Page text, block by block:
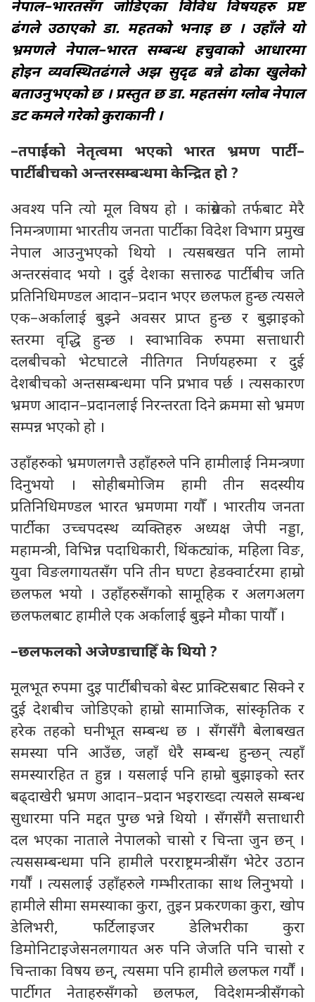
नेपाल–भारतसँग जोडिएका विविध विषयहरु प्रष्ट
ढंगले उठाएको डा. महतको भनाइ छ । उहाँले यो
भ्रमणले नेपाल–भारत सम्बन्ध हचुवाको आधारमा
होइन व्यवस्थितढंगले अझ सुदृढ बन्ने ढोका खुलेको
बताउनुभएको छ । प्रस्तुत छ डा. महतसंग ग्लोब नेपाल
डट कमले गरेको कुराकानी ।
–तपाईंको नेतृत्वमा भएको भारत भ्रमण पार्टी–
पार्टीबीचको अन्तरसम्बन्धमा केन्द्रित हो ?
अवश्य पनि त्यो मूल विषय हो । कांग्रेसको तर्फबाट मेरै
निमन्त्रणामा भारतीय जनता पार्टीका विदेश विभाग प्रमुख
नेपाल आउनुभएको थियो । त्यसबखत पनि लामो
अन्तरसंवाद भयो । दुई देशका सत्तारुढ पार्टीबीच जति
प्रतिनिधिमण्डल आदान–प्रदान भएर छलफल हुन्छ त्यसले
एक–अर्कालाई बुझ्ने अवसर प्राप्त हुन्छ र बुझाइको
स्तरमा वृद्धि हुन्छ । स्वाभाविक रुपमा सत्ताधारी
दलबीचको भेटघाटले नीतिगत निर्णयहरुमा र दुई
देशबीचको अन्तसम्बन्धमा पनि प्रभाव पर्छ । त्यसकारण
भ्रमण आदान–प्रदानलाई निरन्तरता दिने क्रममा सो भ्रमण
सम्पन्न भएको हो ।
उहाँहरुको भ्रमणलगत्तै उहाँहरुले पनि हामीलाई निमन्त्रणा
दिनुभयो । सोहीबमोजिम हामी तीन सदस्यीय
प्रतिनिधिमण्डल भारत भ्रमणमा गयौँ । भारतीय जनता
पार्टीका उच्चपदस्थ व्यक्तिहरु अध्यक्ष जेपी नड्डा,
महामन्त्री, विभिन्न पदाधिकारी, थिंकट्यांक, महिला विङ,
युवा विङलगायतसँग पनि तीन घण्टा हेडक्वार्टरमा हाम्रो
छलफल भयो । उहाँहरुसँगको सामूहिक र अलगअलग
छलफलबाट हामीले एक अर्कालाई बुझ्ने मौका पायौँ ।
–छलफलको अजेण्डाचाहिँ के थियो ?
मूलभूत रुपमा दुइ पार्टीबीचको बेस्ट प्राक्टिसबाट सिक्ने र
दुई देशबीच जोडिएको हाम्रो सामाजिक, सांस्कृतिक र
हरेक तहको घनीभूत सम्बन्ध छ । सँगसँगै बेलाबखत
समस्या पनि आउँछ, जहाँ धेरै सम्बन्ध हुन्छन् त्यहाँ
समस्यारहित त हुन्न । यसलाई पनि हाम्रो बुझाइको स्तर
बढ्दाखेरी भ्रमण आदान–प्रदान भइराख्दा त्यसले सम्बन्ध
सुधारमा पनि मद्दत पुग्छ भन्ने थियो । सँगसँगै सत्ताधारी
दल भएका नाताले नेपालको चासो र चिन्ता जुन छन् ।
त्यससम्बन्धमा पनि हामीले परराष्ट्रमन्त्रीसँग भेटेर उठान
गर्यौं । त्यसलाई उहाँहरुले गम्भीरताका साथ लिनुभयो ।
हामीले सीमा समस्याका कुरा, तुइन प्रकरणका कुरा, खोप
डेलिभरी, फर्टिलाइजर डेलिभरीका कुरा
डिमोनिटाइजेसनलगायत अरु पनि जेजति पनि चासो र
चिन्ताका विषय छन्, त्यसमा पनि हामीले छलफल गर्यौं ।
पार्टीगत नेताहरुसँगको छलफल, विदेशमन्त्रीसँगको